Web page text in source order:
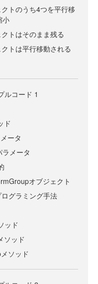
トのうち4つを平行移
小
トはそのまま残る
トは平行移動される
ルコード 1
ド
ータ
メータ
オブジェクト
グラミング手法
ッド
ソッド
ソッド